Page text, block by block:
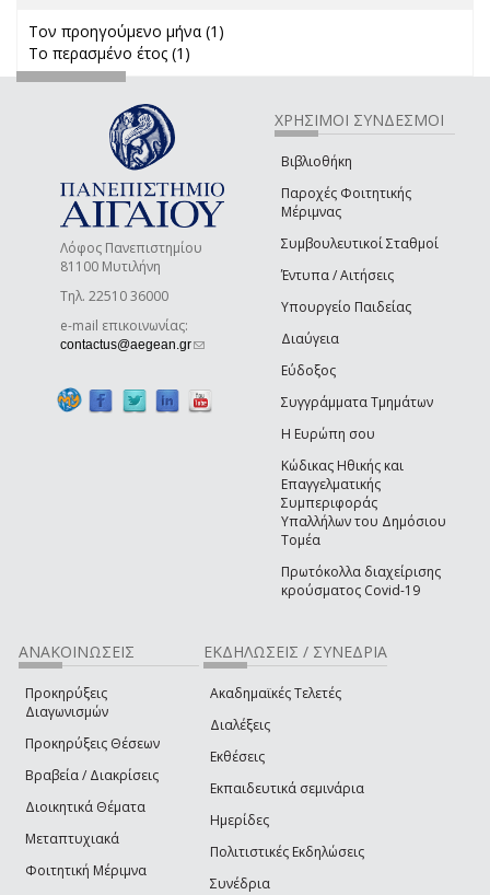
Τον προηγούμενο μήνα (1)
Το περασμένο έτος (1)
Λόφος Πανεπιστημίου
81100 Μυτιλήνη
Τηλ. 22510 36000
e-mail επικοινωνίας:
contactus@aegean.gr(link sends e-mail)
ΧΡΗΣΙΜΟΙ ΣΥΝΔΕΣΜΟΙ
Βιβλιοθήκη
Παροχές Φοιτητικής
Μέριμνας
Συμβουλευτικοί Σταθμοί
Έντυπα / Αιτήσεις
Υπουργείο Παιδείας
Διαύγεια
Εύδοξος
Συγγράμματα Τμημάτων
Η Ευρώπη σου
Κώδικας Ηθικής και
Επαγγελματικής
Συμπεριφοράς
Υπαλλήλων του Δημόσιου
Τομέα
Πρωτόκολλα διαχείρισης
κρούσματος Covid-19
ΑΝΑΚΟΙΝΩΣΕΙΣ
Προκηρύξεις
Διαγωνισμών
Προκηρύξεις Θέσεων
Βραβεία / Διακρίσεις
Διοικητικά Θέματα
Μεταπτυχιακά
Φοιτητική Μέριμνα
ΕΚΔΗΛΩΣΕΙΣ / ΣΥΝΕΔΡΙΑ
Ακαδημαϊκές Τελετές
Διαλέξεις
Εκθέσεις
Εκπαιδευτικά σεμινάρια
Ημερίδες
Πολιτιστικές Εκδηλώσεις
Συνέδρια